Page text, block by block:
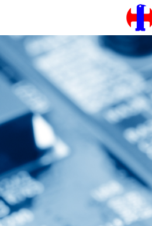
Главная
язык
О Sino-1
Основные продукты
Центр новостей
Развитие кадров
Свяжитесь с нами